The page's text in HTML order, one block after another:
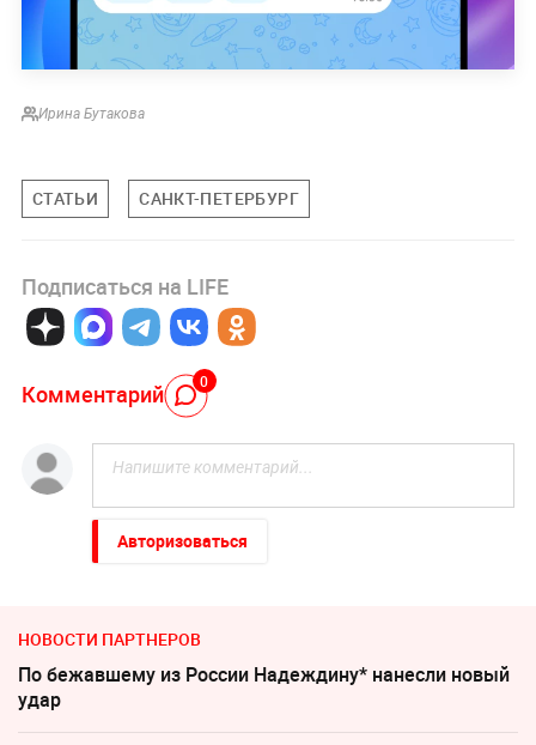
Ирина Бутакова
СТАТЬИ САНКТ-ПЕТЕРБУРГ
Подписаться на LIFE
Комментарий 0
Авторизоваться
НОВОСТИ ПАРТНЕРОВ
По бежавшему из России Надеждину* нанесли новый
удар